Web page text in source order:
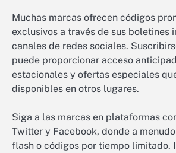
Muchas marcas ofrecen códigos
exclusivos a través de sus boletines
canales de redes sociales.
puede proporcionar acceso
estacionales y ofertas especiales
disponibles en otros lugares.
Siga a las marcas en plataformas
Twitter y Facebook, donde a
flash o códigos por tiempo limitado.